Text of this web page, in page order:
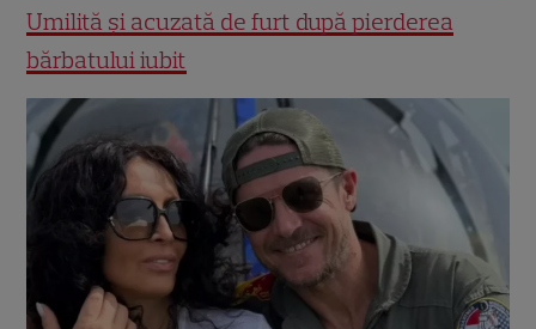
Umilită și acuzată de furt după pierderea
bărbatului iubit